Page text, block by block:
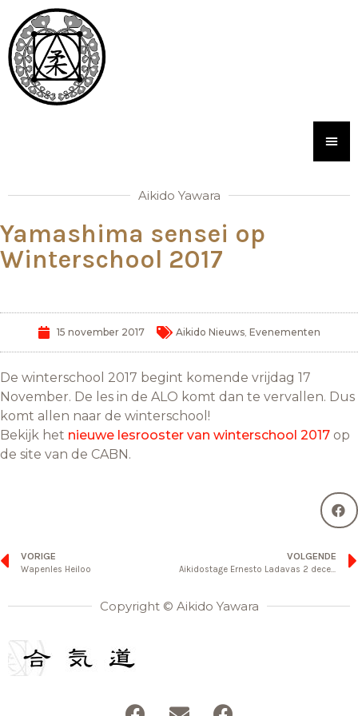
Aikido Yawara
Yamashima sensei op
Winterschool 2017
15 november 2017 Aikido Nieuws, Evenementen
De winterschool 2017 begint komende vrijdag 17
November. De les in de ALO komt dan te vervallen. Dus
komt allen naar de winterschool!
Bekijk het nieuwe lesrooster van winterschool 2017 op
de site van de CABN.
VORIGE
Wapenles Heiloo
VOLGENDE
Aikidostage Ernesto Ladavas 2 december vervallen
Copyright © Aikido Yawara